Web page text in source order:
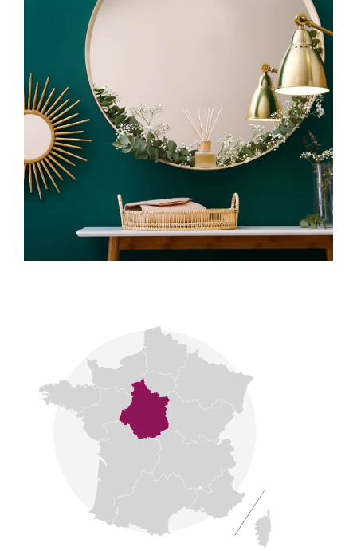
avec une expertise juridique et patrimoniale
rigoureuse pour sécuriser chaque étape de la
transaction.
Notre signature se fonde sur la discrétion, la
transparence et l’exigence professionnelle.
CONNECTA Patrimoine : relier le passé, le présent
et l’avenir de notre patrimoine.